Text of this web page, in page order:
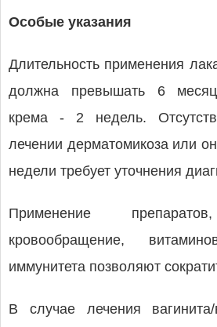
Особые указания
Длительность применения
должна превышать 6
крема - 2 недель.
лечении дерматомикоза или
недели требует уточнения
Применение
кровообращение,
иммунитета позволяют
В случае лечения вагинита/